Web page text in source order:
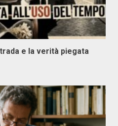
e la verità piegata